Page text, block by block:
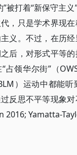
被打着“新保守主义
，只是学术界现
义。不过，在历
后，对形式平等
占领华尔街”（
）运动中都能听
反思不平等现象
2016; Yamatta-